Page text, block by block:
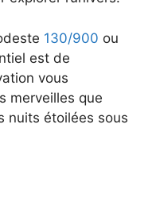
130/900 ou
est de
vous
merveilles que
nuits étoilées sous